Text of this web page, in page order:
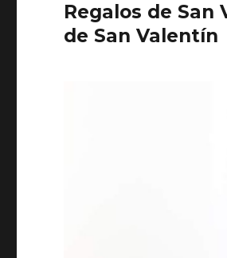
Regalos de
de San Valentín